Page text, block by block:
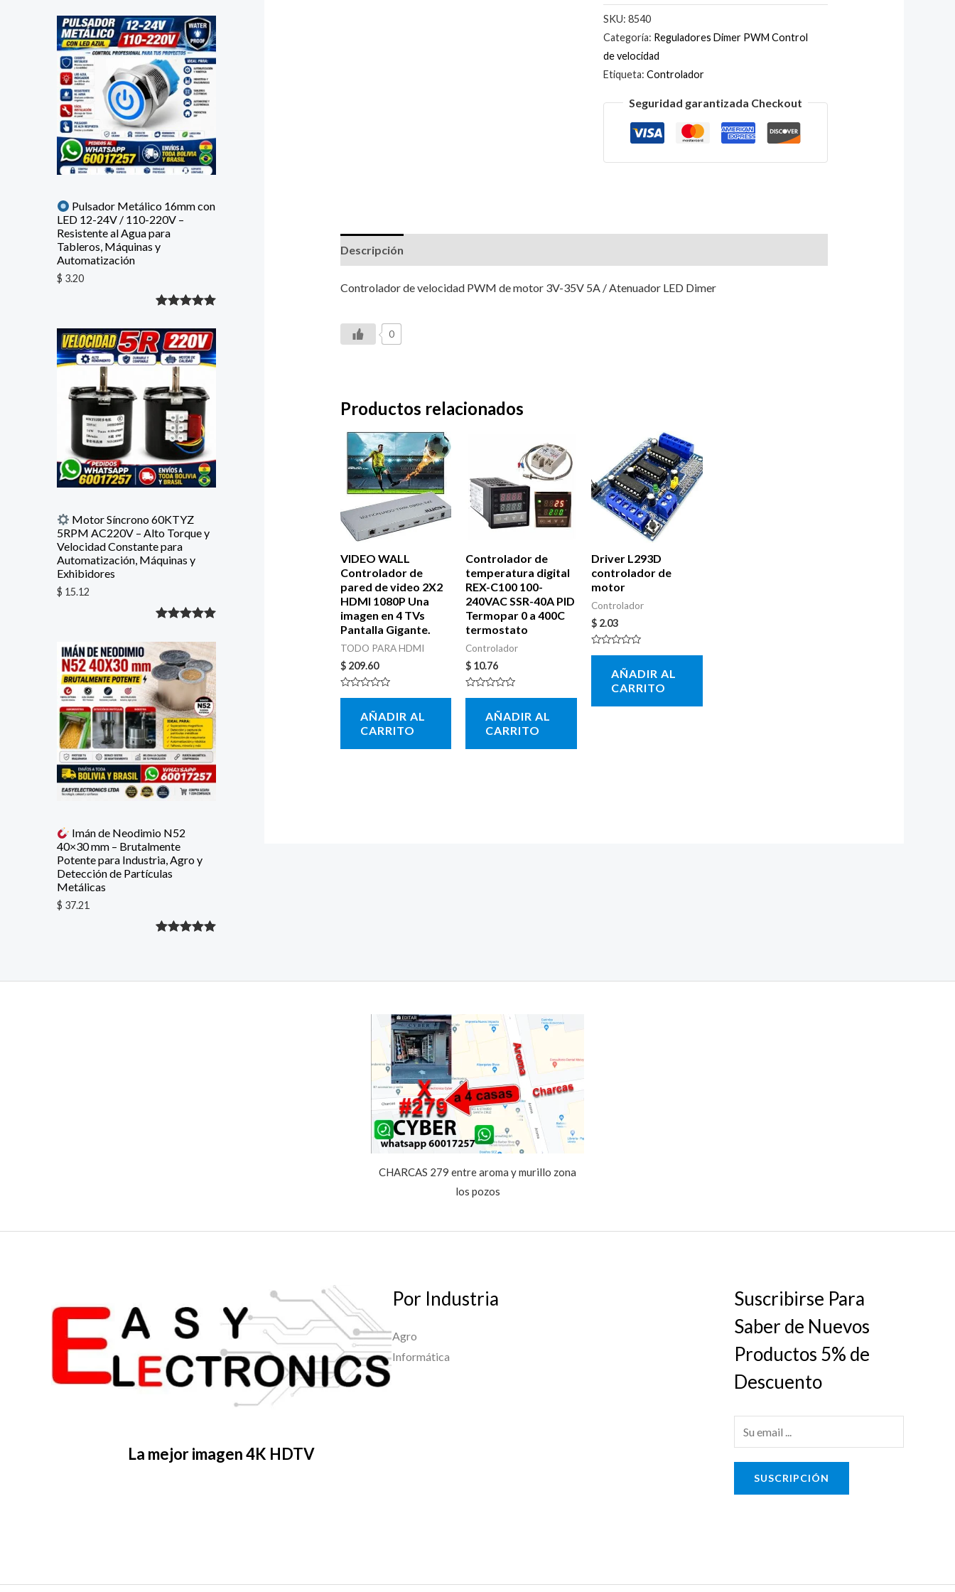
Pulsador Metálico 16mm con
LED 12-24V / 110-220V –
Resistente al Agua para
Tableros, Máquinas y
Automatización
$ 3.20
con5.00de
5 en base
avaloración
de un
cliente
Motor Síncrono 60KTYZ
5RPM AC220V – Alto Torque y
Velocidad Constante para
Automatización, Máquinas y
Exhibidores
$ 15.12
con5.00 de
5 en base
avaloración
de un
cliente
Imán de Neodimio N52
40×30 mm – Brutalmente
Potente para Industria, Agro y
Detección de Partículas
Metálicas
$ 37.21
5 en base
SKU:8540
Categoría: Reguladores Dimer PWM Control
de velocidad
Etiqueta:Controlador
Seguridad garantizada Checkout
Descripción
Controlador de velocidad PWM de motor 3V-35V 5A / Atenuador LED Dimer
0
Productos relacionados
VIDEO WALL
Controlador de
pared de video 2X2
HDMI 1080P Una
imagen en 4 TVs
Pantalla Gigante.
TODO PARA HDMI
$209.60
Valorado
AÑADIR AL
CARRITO
Controlador de
temperatura digital
REX-C100 100-
240VAC SSR-40A PID
Termopar 0 a 400C
termostato
Controlador
$ 10.76
Valorado
AÑADIR AL
CARRITO
Driver L293D
controlador de
motor
Controlador
$ 2.03
Valorado
AÑADIR AL
CARRITO
CHARCAS 279 entre aroma y murillo zona
los pozos
La mejor imagen 4K HDTV
Por Industria
Agro
Informática
Suscribirse Para
Saber de Nuevos
Productos 5% de
Descuento
m
SUSCRIPCIÓN